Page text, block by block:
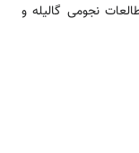
نجومی گالیله و